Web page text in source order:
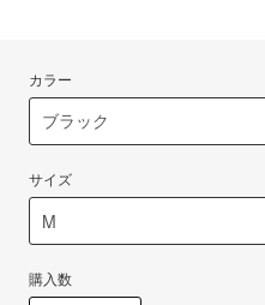
カラー
サイズ
購入数